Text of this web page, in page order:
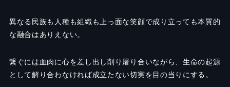
異なる民族も人種も組織も上っ面な笑顔で成り立っても本質的
な融合はありえない。
繋ぐには血肉に心を差し出し削り屠り合いながら、生命の起源
として解り合わなければ成立たない切実を目の当りにする。